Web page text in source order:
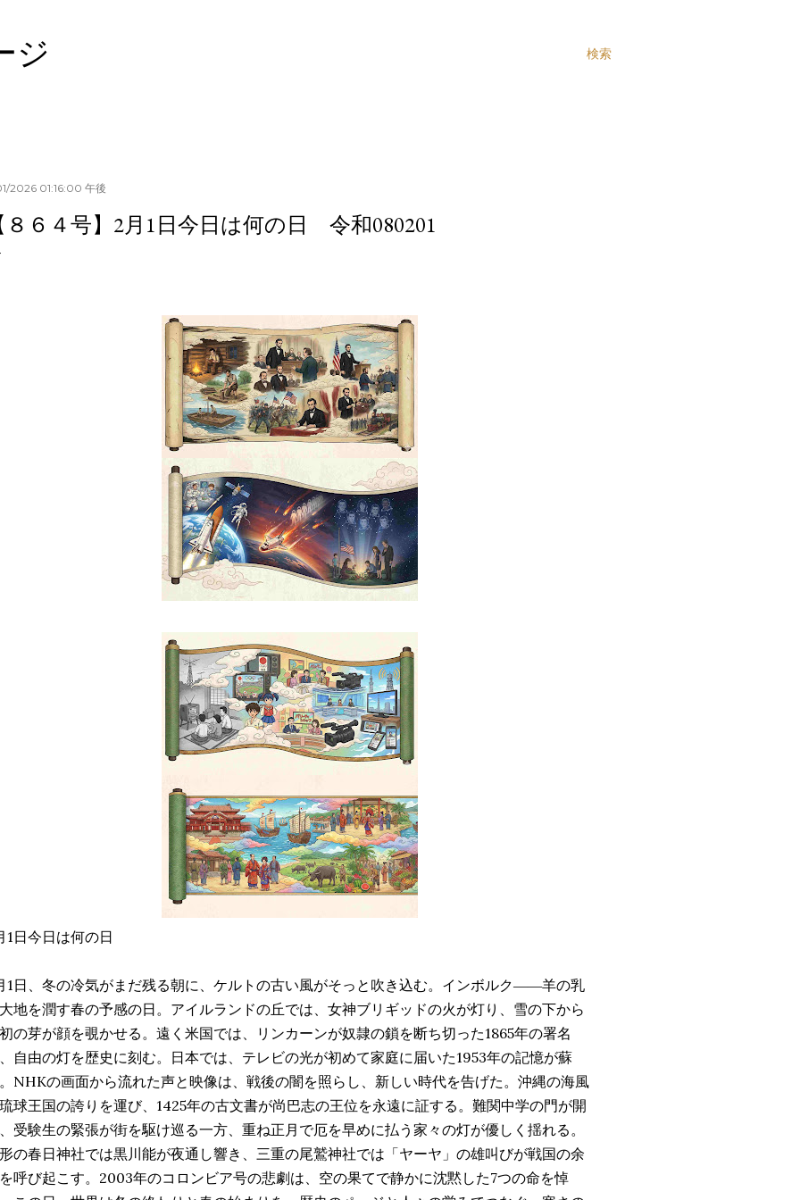
検索
ジ
2026 01:16:00 午後
８６４号】2月1日今日は何の日 令和080201
1日今日は何の日
1日、冬の冷気がまだ残る朝に、ケルトの古い風がそっと吹き込む。インボルク――羊の乳
地を潤す春の予感の日。アイルランドの丘では、女神ブリギッドの火が灯り、雪の下から
の芽が顔を覗かせる。遠く米国では、リンカーンが奴隷の鎖を断ち切った1865年の署名
自由の灯を歴史に刻む。日本では、テレビの光が初めて家庭に届いた1953年の記憶が蘇
NHKの画面から流れた声と映像は、戦後の闇を照らし、新しい時代を告げた。沖縄の海風
球王国の誇りを運び、1425年の古文書が尚巴志の王位を永遠に証する。難関中学の門が開
受験生の緊張が街を駆け巡る一方、重ね正月で厄を早めに払う家々の灯が優しく揺れる。
の春日神社では黒川能が夜通し響き、三重の尾鷲神社では「ヤーヤ」の雄叫びが戦国の余
呼び起こす。2003年のコロンビア号の悲劇は、空の果てで静かに沈黙した7つの命を悼